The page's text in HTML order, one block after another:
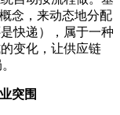
念，来动态地分配
快递），属于一种
变化，让供应链
突围